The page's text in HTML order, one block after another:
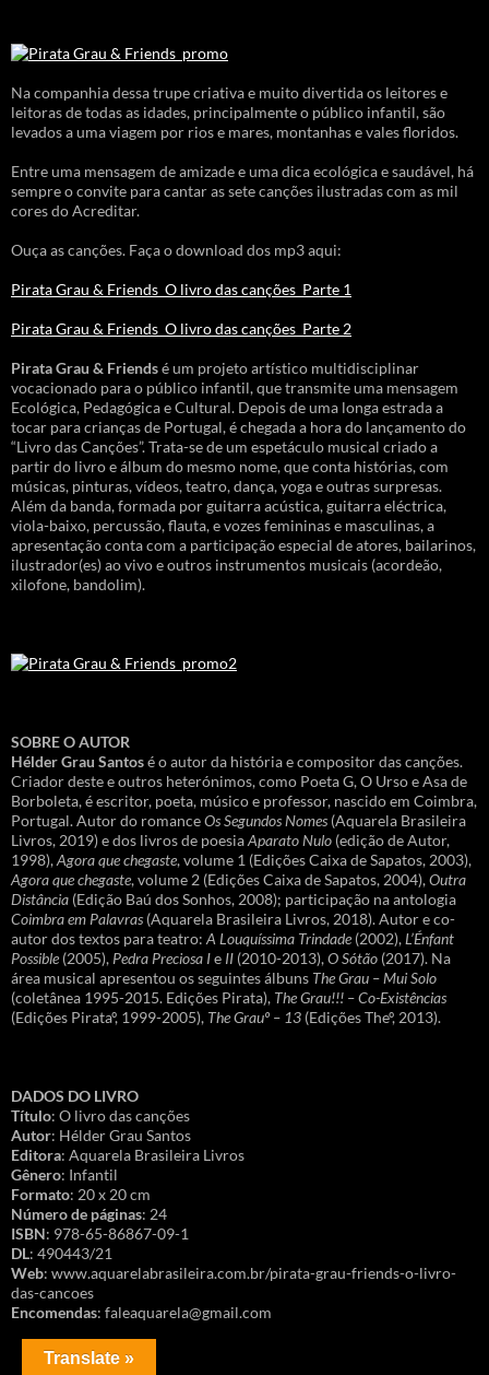
Na companhia dessa trupe criativa e muito divertida os leitores e
leitoras de todas as idades, principalmente o público infantil, são
levados a uma viagem por rios e mares, montanhas e vales floridos.
Entre uma mensagem de amizade e uma dica ecológica e saudável, há
sempre o convite para cantar as sete canções ilustradas com as mil
cores do Acreditar.
Ouça as canções. Faça o download dos mp3 aqui:
Pirata Grau & Friends_O livro das canções_Parte 1
Pirata Grau & Friends_O livro das canções_Parte 2
Pirata Grau & Friendsé um projeto artístico multidisciplinar
vocacionado para o público infantil, que transmite uma mensagem
Ecológica, Pedagógica e Cultural. Depois de uma longa estrada a
tocar para crianças de Portugal, é chegada a hora do lançamento do
“Livro das Canções”. Trata-se de um espetáculo musical criado a
partir do livro e álbum do mesmo nome, que conta histórias, com
músicas, pinturas, vídeos, teatro, dança, yoga e outras surpresas.
Além da banda, formada por guitarra acústica, guitarra eléctrica,
viola-baixo, percussão, flauta, e vozes femininas e masculinas, a
apresentação conta com a participação especial de atores, bailarinos,
ilustrador(es) ao vivo e outros instrumentos musicais (acordeão,
xilofone, bandolim).
SOBRE O AUTOR
Hélder Grau Santosé o autor da história e compositor das canções.
Criador deste e outros heterónimos, como Poeta G, O Urso e Asa de
Borboleta, é escritor, poeta, músico e professor, nascido em Coimbra,
Portugal. Autor do romanceOs Segundos Nomes (Aquarela Brasileira
Livros, 2019) e dos livros de poesiaAparato Nulo (edição de Autor,
1998),Agora que chegaste, volume 1 (Edições Caixa de Sapatos, 2003),
Agora que chegaste, volume 2 (Edições Caixa de Sapatos, 2004),Outra
Distância (Edição Baú dos Sonhos, 2008); participação na antologia
Coimbra em Palavras (Aquarela Brasileira Livros, 2018). Autor e co-
autor dos textos para teatro: A Louquíssima Trindade (2002),L’Énfant
Possible (2005), Pedra Preciosa Ie II (2010-2013),O Sótão (2017). Na
área musical apresentou os seguintes álbuns The Grau – Mui Solo
(coletânea 1995-2015. Edições Pirata), The Grau!!! – Co-Existências
(Edições Pirataº, 1999-2005), The Grauº – 13 (Edições Theº, 2013).
DADOS DO LIVRO
Título: O livro das canções
Autor: Hélder Grau Santos
Editora: Aquarela Brasileira Livros
Gênero: Infantil
Formato: 20 x 20 cm
Número de páginas: 24
ISBN: 978-65-86867-09-1
DL: 490443/21
Web: www.aquarelabrasileira.com.br/pirata-grau-friends-o-livro-
das-cancoes
Encomendas: faleaquarela@gmail.com
Translate »